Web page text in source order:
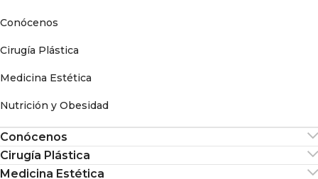
Conócenos
Cirugía Plástica
Medicina Estética
Nutrición y Obesidad
Conócenos
Cirugía Plástica
Medicina Estética